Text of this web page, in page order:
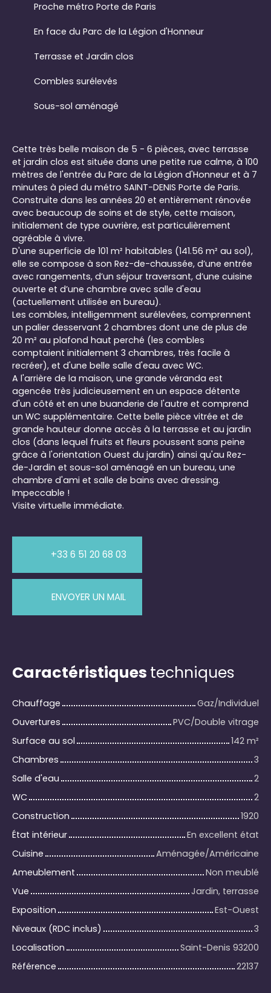
Proche métro Porte de Paris
En face du Parc de la Légion d'Honneur
Terrasse et Jardin clos
Combles surélevés
Sous-sol aménagé
Cette très belle maison de 5 - 6 pièces, avec terrasse
et jardin clos est située dans une petite rue calme, à 100
mètres de l'entrée du Parc de la Légion d'Honneur et à 7
minutes à pied du métro SAINT-DENIS Porte de Paris.
Construite dans les années 20 et entièrement rénovée
avec beaucoup de soins et de style, cette maison,
initialement de type ouvrière, est particulièrement
agréable à vivre.
D'une superficie de 101 m² habitables (141.56 m² au sol),
elle se compose à son Rez-de-chaussée, d’une entrée
avec rangements, d’un séjour traversant, d’une cuisine
ouverte et d’une chambre avec salle d'eau
(actuellement utilisée en bureau).
Les combles, intelligemment surélevées, comprennent
un palier desservant 2 chambres dont une de plus de
20 m² au plafond haut perché (les combles
comptaient initialement 3 chambres, très facile à
recréer), et d'une belle salle d'eau avec WC.
A l'arrière de la maison, une grande véranda est
agencée très judicieusement en un espace détente
d'un côté et en une buanderie de l'autre et comprend
un WC supplémentaire. Cette belle pièce vitrée et de
grande hauteur donne accès à la terrasse et au jardin
clos (dans lequel fruits et fleurs poussent sans peine
grâce à l'orientation Ouest du jardin) ainsi qu'au Rez-
de-Jardin et sous-sol aménagé en un bureau, une
chambre d'ami et salle de bains avec dressing.
Impeccable !
Visite virtuelle immédiate.
+33 6 51 20 68 03
ENVOYER UN MAIL
Caractéristiques techniques
Chauffage
Gaz/Individuel
Ouvertures
PVC/Double vitrage
Surface au sol
142 m²
Chambres
3
Salle d'eau
2
WC
2
Construction
1920
État intérieur
En excellent état
Cuisine
Aménagée/Américaine
Ameublement
Non meublé
Vue
Jardin, terrasse
Exposition
Est-Ouest
Niveaux (RDC inclus)
3
Localisation
Saint-Denis 93200
Référence
22137